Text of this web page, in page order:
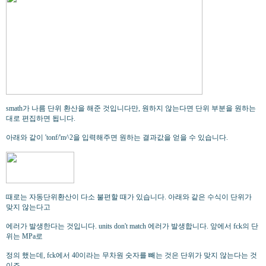
smath가 나름 단위 환산을 해준 것입니다만, 원하지 않는다면 단위 부분을 원하는
대로 편집하면 됩니다.
아래와 같이 'tonf/'m^2을 입력해주면 원하는 결과값을 얻을 수 있습니다.
때로는 자동단위환산이 다소 불편할 때가 있습니다. 아래와 같은 수식이 단위가
맞지 않는다고
에러가 발생한다는 것입니다. units don't match 에러가 발생합니다. 앞에서 fck의 단
위는 MPa로
정의 했는데, fck에서 40이라는 무차원 숫자를 빼는 것은 단위가 맞지 않는다는 것